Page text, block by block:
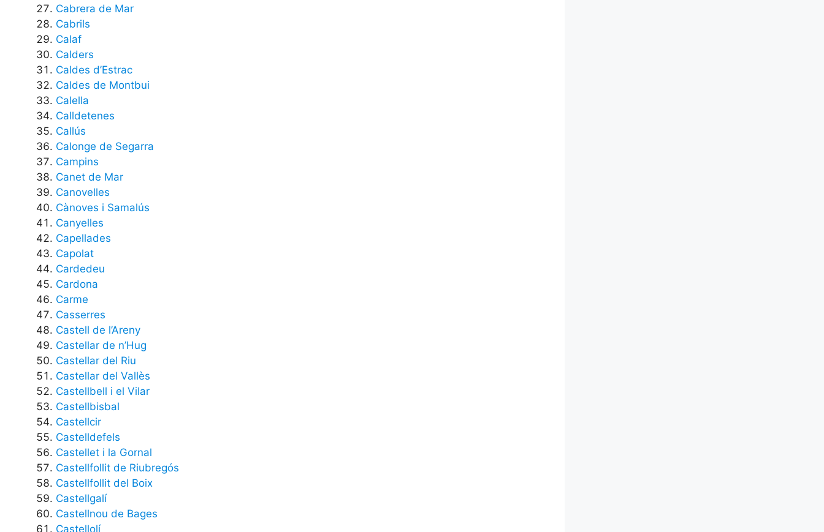
Cabrera de Mar
Cabrils
Calaf
Calders
Caldes d’Estrac
Caldes de Montbui
Calella
Calldetenes
Callús
Calonge de Segarra
Campins
Canet de Mar
Canovelles
Cànoves i Samalús
Canyelles
Capellades
Capolat
Cardedeu
Cardona
Carme
Casserres
Castell de l’Areny
Castellar de n’Hug
Castellar del Riu
Castellar del Vallès
Castellbell i el Vilar
Castellbisbal
Castellcir
Castelldefels
Castellet i la Gornal
Castellfollit de Riubregós
Castellfollit del Boix
Castellgalí
Castellnou de Bages
Castellolí